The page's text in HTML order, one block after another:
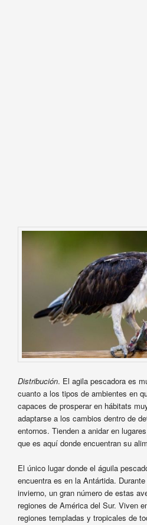
Distribución. El agila pescadora es
cuanto a los tipos de ambientes en
capaces de prosperar en hábitats
adaptarse a los cambios dentro de
entornos. Tienden a anidar en
que es aquí donde encuentran su
El único lugar donde el águila
encuentra es en la Antártida.
invierno, un gran número de estas
regiones de América del Sur. Viven
regiones templadas y tropicales de